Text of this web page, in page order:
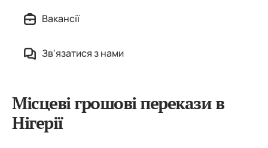
Вакансії
Зв'язатися з нами
Місцеві грошові перекази в
Нігерії